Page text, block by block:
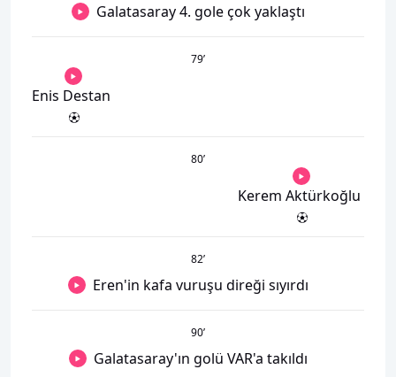
Galatasaray 4. gole çok yaklaştı
79’
Enis Destan
80’
Kerem Aktürkoğlu
82’
Eren'in kafa vuruşu direği sıyırdı
90’
Galatasaray'ın golü VAR'a takıldı